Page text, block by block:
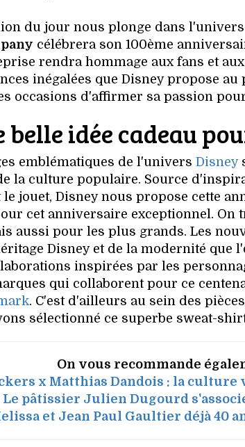
du jour nous plonge dans
célébrera son 100ème
rendra hommage aux fans et
inégalées que Disney propose
occasions d'affirmer sa passion
belle idée cadeau
emblématiques de l'univers Disney
la culture populaire. Source
jouet, Disney nous propose cette
cet anniversaire exceptionnel. On
aussi pour les plus grands. Les
Disney et de la modernité que
inspirées par les
qui collaborent pour ce
. C'est d'ailleurs au sein des
sélectionné ce superbe sweat-
On vous recommande
x Matthias Dandois : la culture
Le pâtissier Julien Dugourd
et Jean Paul Gaultier déjà 40